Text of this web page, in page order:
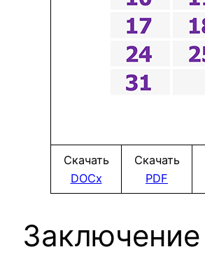
Скачать
DOCx
Скачать
PDF
Заключение